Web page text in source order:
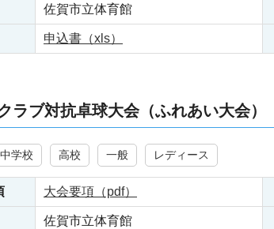
佐賀市立体育館
申込書（xls）
ラブ対抗卓球大会（ふれあい大会）
中学校 高校 一般 レディース
大会要項（pdf）
佐賀市立体育館